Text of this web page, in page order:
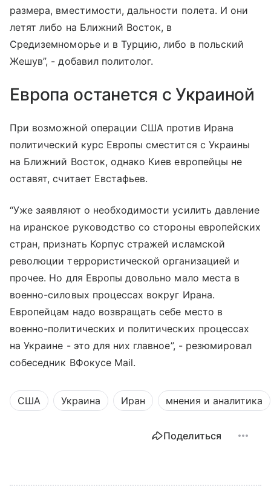
размера, вместимости, дальности полета. И они
летят либо на Ближний Восток, в
Средиземноморье и в Турцию, либо в польский
Жешув”, - добавил политолог.
Европа останется с Украиной
При возможной операции США против Ирана
политический курс Европы сместится с Украины
на Ближний Восток, однако Киев европейцы не
оставят, считает Евстафьев.
“Уже заявляют о необходимости усилить давление
на иранское руководство со стороны европейских
стран, признать Корпус стражей исламской
революции террористической организацией и
прочее. Но для Европы довольно мало места в
военно-силовых процессах вокруг Ирана.
Европейцам надо возвращать себе место в
военно-политических и политических процессах
на Украине - это для них главное”, - резюмировал
собеседник ВФокусе Mail.
США Украина Иран мнения и аналитика
Поделиться